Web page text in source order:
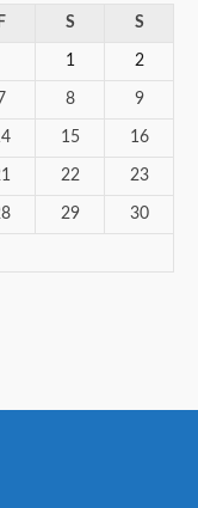
F S S
1 2
7 8 9
15 16
22 23
29 30